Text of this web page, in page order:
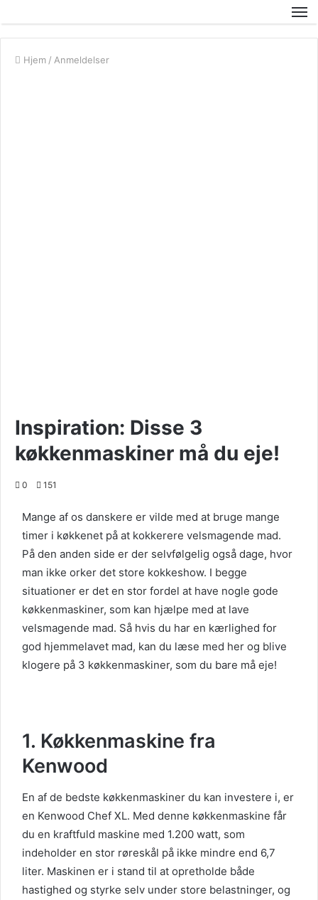
Hjem / Anmeldelser
Inspiration: Disse 3
køkkenmaskiner må du eje!
0 151
Mange af os danskere er vilde med at bruge mange
timer i køkkenet på at kokkerere velsmagende mad.
På den anden side er der selvfølgelig også dage, hvor
man ikke orker det store kokkeshow. I begge
situationer er det en stor fordel at have nogle gode
køkkenmaskiner, som kan hjælpe med at lave
velsmagende mad. Så hvis du har en kærlighed for
god hjemmelavet mad, kan du læse med her og blive
klogere på 3 køkkenmaskiner, som du bare må eje!
1. Køkkenmaskine fra
Kenwood
En af de bedste køkkenmaskiner du kan investere i, er
en Kenwood Chef XL. Med denne køkkenmaskine får
du en kraftfuld maskine med 1.200 watt, som
indeholder en stor røreskål på ikke mindre end 6,7
liter. Maskinen er i stand til at opretholde både
hastighed og styrke selv under store belastninger, og